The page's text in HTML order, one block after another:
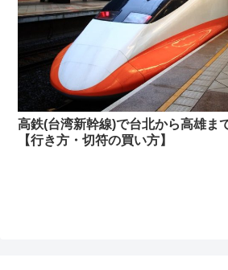
高鉄(台湾新幹線)で台北から高雄ま
【行き方・切符の買い方】